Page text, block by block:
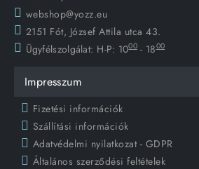
webshop@yozz.eu
2151 Fót, József Attila utca 43.
Ügyfélszolgálat: H-P: 1000 - 1800
Impresszum
Fizetési információk
Szállítási információk
Adatvédelmi nyilatkozat - GDPR
Általános szerződési feltételek